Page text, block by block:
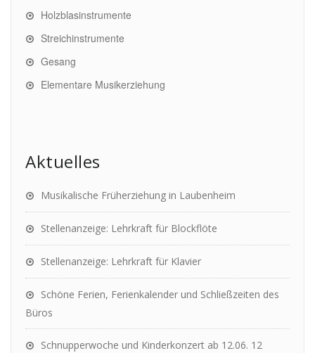
Holzblasinstrumente
Streichinstrumente
Gesang
Elementare Musikerziehung
Aktuelles
Musikalische Früherziehung in Laubenheim
Stellenanzeige: Lehrkraft für Blockflöte
Stellenanzeige: Lehrkraft für Klavier
Schöne Ferien, Ferienkalender und Schließzeiten des
Büros
Schnupperwoche und Kinderkonzert ab 12.06. 12